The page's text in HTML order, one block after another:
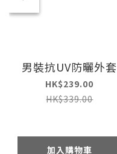
男裝抗UV防曬外套
HK$239.00
HK$339.00
加入購物車